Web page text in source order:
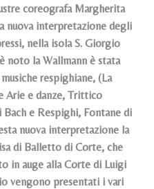
coreografa Margherita
nuova interpretazione degli
nella isola S. Giorgio
noto la Wallmann è stata
respighiane, (La
Arie e danze, Trittico
e Respighi, Fontane di
nuova interpretazione la
di Balletto di Corte, che
in auge alla Corte di Luigi
vengono presentati i vari